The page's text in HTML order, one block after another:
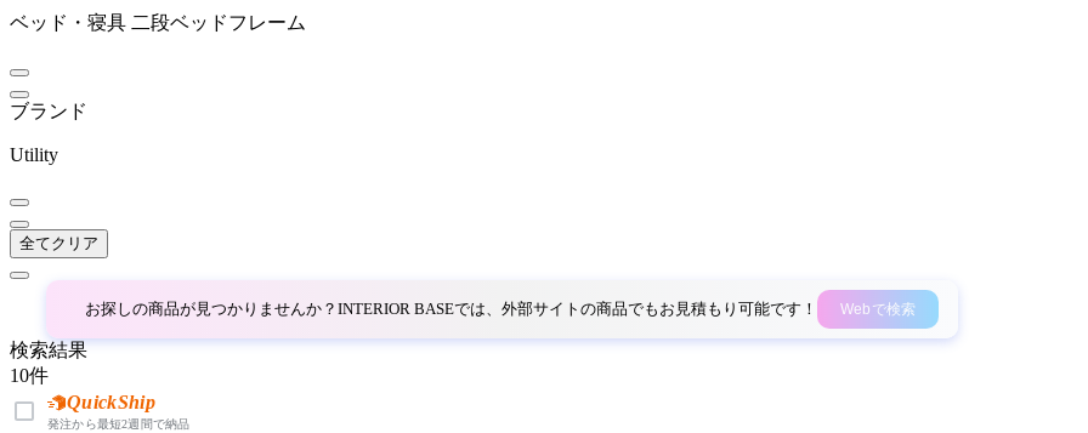
RUF BETTEN
シーリー
Serta
サータ
ベッド・寝具 二段ベッドフレーム
ブランド
Utility
全てクリア
お探しの商品が見つかりませんか？INTERIOR BASEでは、外部サイトの商品でもお見積もり可能です！ Webで検索
検索結果
10件
QuickShip
発注から最短2週間で納品